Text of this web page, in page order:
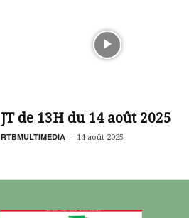
JT de 13H du 14 août 2025
RTBMULTIMEDIA - 14 août 2025